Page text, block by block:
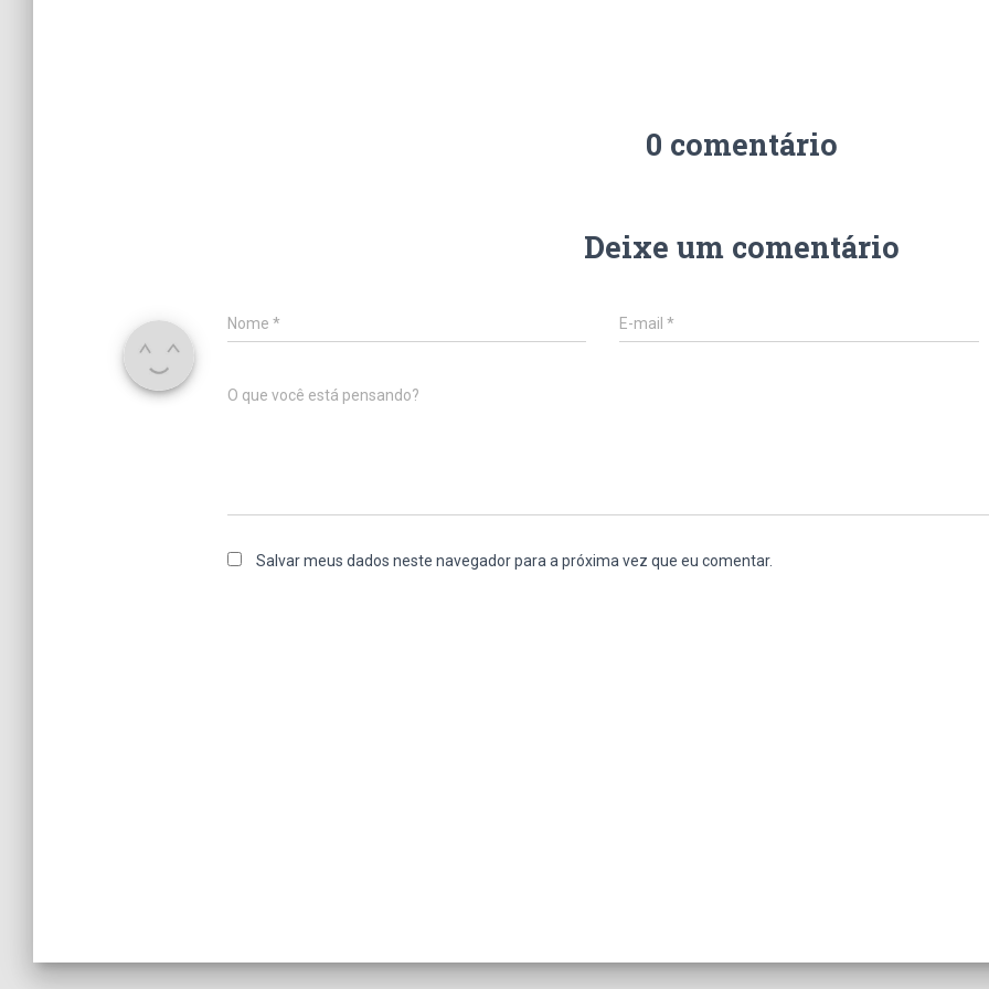
0 comentário
Deixe um comentário
Nome * E-mail*
O que você está pensando?
Salvar meus dados neste navegador para a próxima vez que eu comentar.